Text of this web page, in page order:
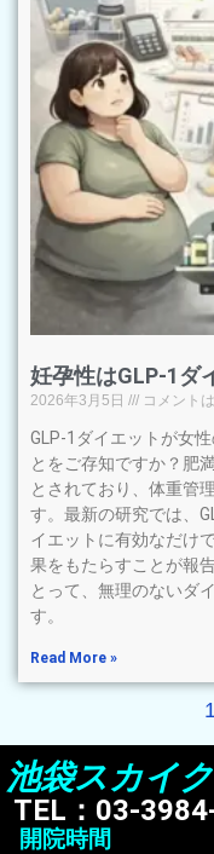
妊孕性はGLP-1ダ
2026年3月5日 コメント
GLP-1ダイエットが女
とをご存知ですか？肥
とされており、体重管
す。最新の研究では、
イエットに有効なだけ
果をもたらすことが報
とって、無理のないダ
す。
Read More »
1
池袋スカイ
TEL：03-
開院時間